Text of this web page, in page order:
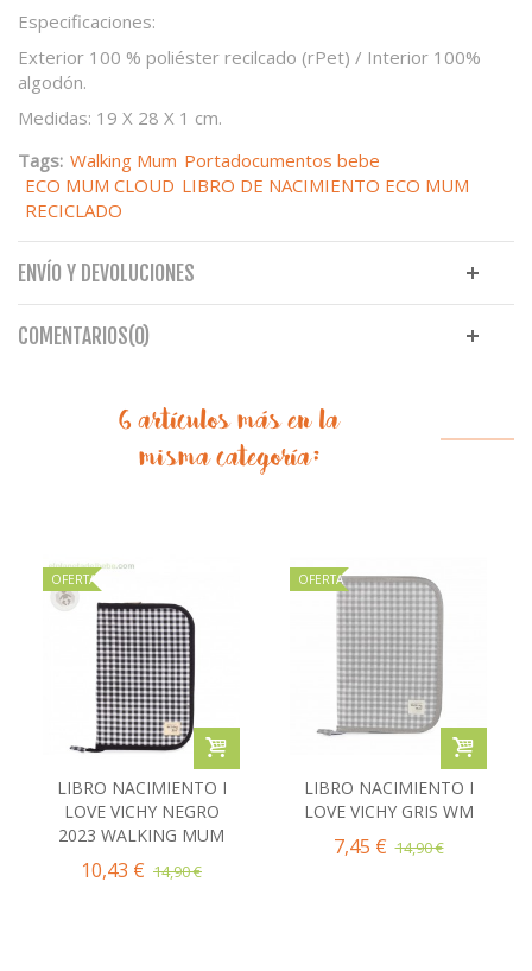
Especificaciones:
Exterior 100 % poliéster recilcado (rPet) / Interior 100%
algodón.
Medidas: 19 X 28 X 1 cm.
Tags: Walking Mum Portadocumentos bebe
ECO MUM CLOUD LIBRO DE NACIMIENTO ECO MUM
RECICLADO
ENVÍO Y DEVOLUCIONES
COMENTARIOS(0)
6 artículos más en la
misma categoría:
OFERTA
LIBRO NACIMIENTO I
LOVE VICHY NEGRO
2023 WALKING MUM
10,43 € 14,90 €
OFERTA
LIBRO NACIMIENTO I
LOVE VICHY GRIS WM
7,45 € 14,90 €